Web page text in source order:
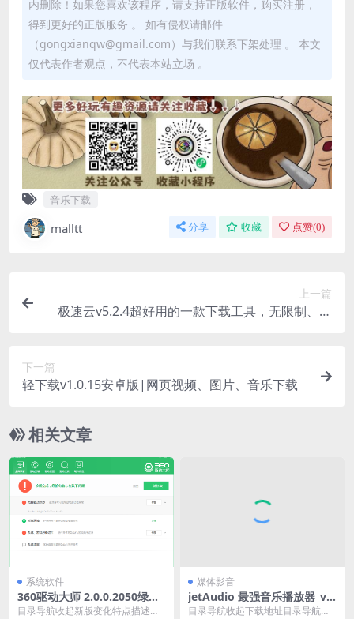
内删除！如果您喜欢该程序，请支持正版软件，购买注册，
得到更好的正版服务 。 如有侵权请邮件
（gongxianqw@gmail.com）与我们联系下架处理 。 本文
仅代表作者观点，不代表本站立场 。
音乐下载
malltt 分享 收藏 点赞(0)
上一篇
极速云v5.2.4超好用的一款下载工具，无限制、速
下一篇
轻下载v1.0.15安卓版|网页视频、图片、音乐下载
相关文章
系统软件
360驱动大师 2.0.0.2050绿色
版单文件
目录导航收起新版变化特点描述下
媒体影音
jetAudio 最强音乐播放器_v1
2.1.0_解锁所有音效
目录导航收起下载地址目录导航收